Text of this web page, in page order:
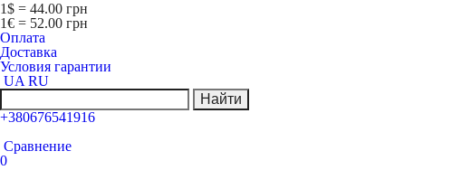
1$ = 44.00 грн
1€ = 52.00 грн
Оплата
Доставка
Условия гарантии
UA RU
Найти
+380676541916
Сравнение
0